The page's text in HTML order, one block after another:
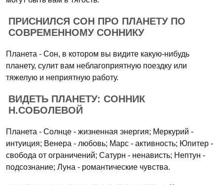
ПРИСНИЛСЯ СОН ПРО ПЛАНЕТУ ПО
СОВРЕМЕННОМУ СОННИКУ
Планета - Сон, в котором вы видите какую-нибудь
планету, сулит вам неблагоприятную поездку или
тяжелую и неприятную работу.
ВИДЕТЬ ПЛАНЕТУ: СОННИК
Н.СОБОЛЕВОЙ
Планета - Солнце - жизненная энергия; Меркурий -
интуиция; Венера - любовь; Марс - активность; Юпитер -
свобода от ограничений; Сатурн - ненависть; Нептун -
подсознание; Луна - романтические чувства.